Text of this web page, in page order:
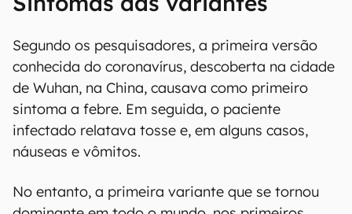
Segundo os pesquisadores, a primeira versão
conhecida do coronavírus, descoberta na cidade
de Wuhan, na China, causava como primeiro
sintoma a febre. Em seguida, o paciente
infectado relatava tosse e, em alguns casos,
náuseas e vômitos.
No entanto, a primeira variante que se tornou